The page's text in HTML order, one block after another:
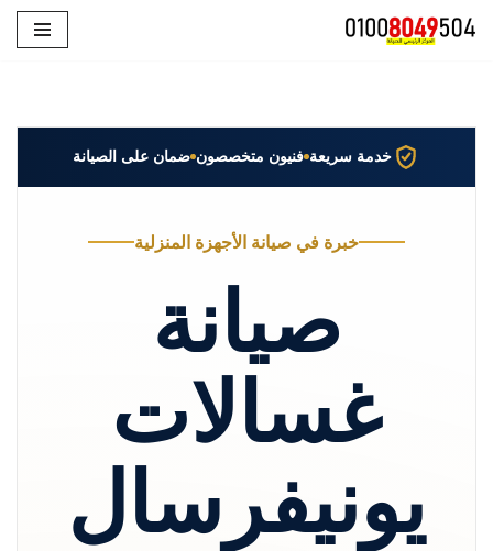
خدمة سريعة فنيون متخصصون ضمان على الصيانة
خبرة في صيانة الأجهزة المنزلية
صيانة
غسالات
يونيفرسال